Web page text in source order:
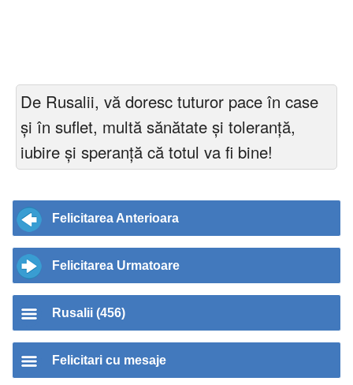
De Rusalii, vă doresc tuturor pace în case
și în suflet, multă sănătate și toleranță,
iubire și speranță că totul va fi bine!
Felicitarea Anterioara
Felicitarea Urmatoare
Rusalii (456)
Felicitari cu mesaje